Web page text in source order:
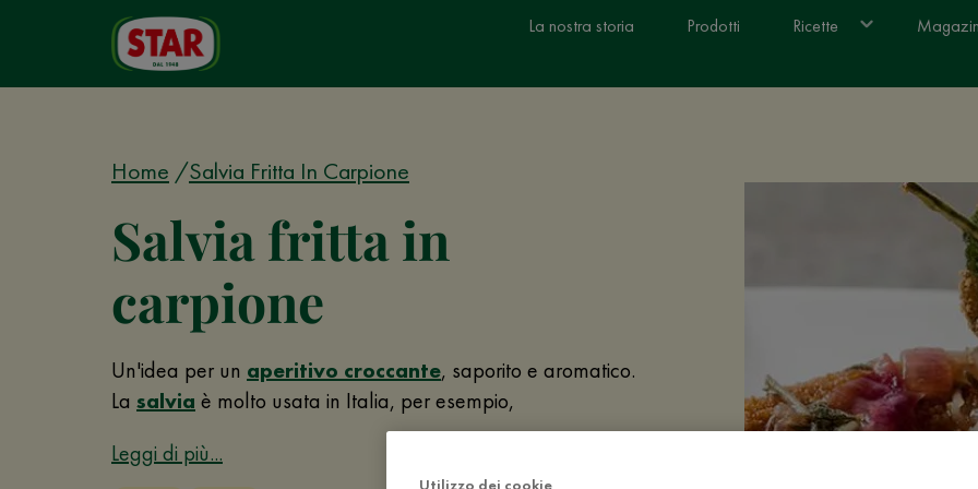
La nostra storia Prodotti Ricette
Home Salvia Fritta In Carpione
Salvia fritta in
carpione
Un'idea per un aperitivo croccante, saporito e aromatico.
La salvia è molto usata in Italia, per esempio,
Leggi di più...
Utilizzo dei cookie